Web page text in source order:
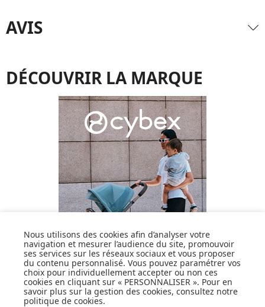
AVIS
DÉCOUVRIR LA MARQUE
DÉCOUVRIR LA MARQUE
Nous utilisons des cookies afin d’analyser votre
navigation et mesurer l’audience du site, promouvoir
ses services sur les réseaux sociaux et vous proposer
du contenu personnalisé. Vous pouvez paramétrer vos
choix pour individuellement accepter ou non ces
cookies en cliquant sur « PERSONNALISER ». Pour en
savoir plus sur la gestion des cookies, consultez notre
politique de cookies.